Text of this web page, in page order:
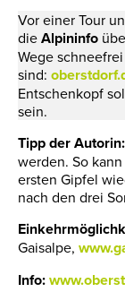
Vor einer Tour
dieAlpininfo
Wege
sind:
Entschenkopf
sein.
Tipp der Autorin:
werden. So
ersten Gipfel
nach den drei
Gaisalpe,
Info: